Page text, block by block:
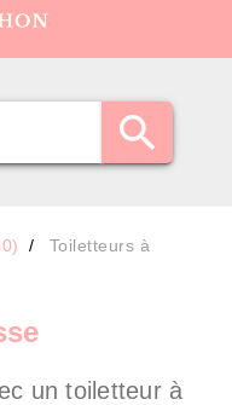
Toiletteurs à
un toiletteur à